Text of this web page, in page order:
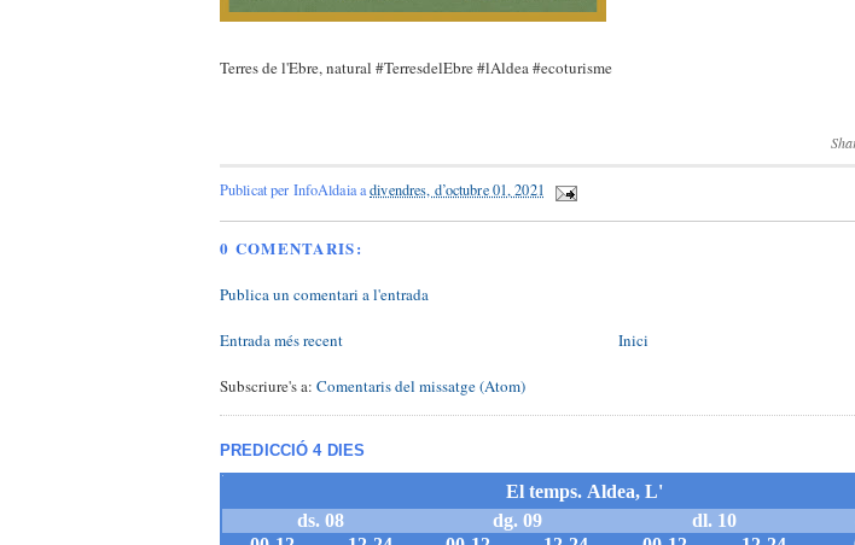
Terres de l'Ebre, natural #TerresdelEbre #lAldea #ecoturisme
Publicat per InfoAldaiaadivendres, d’octubre 01, 2021
0 COMENTARIS:
Publica un comentari a l'entrada
Entrada més recent Inici
Subscriure's a: Comentaris del missatge (Atom)
PREDICCIÓ 4 DIES